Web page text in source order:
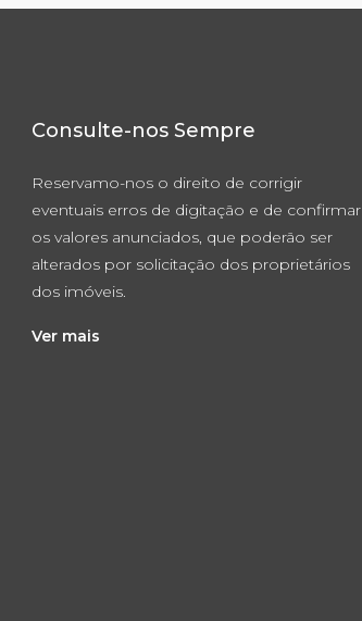
Consulte-nos Sempre
Reservamo-nos o direito de corrigir
eventuais erros de digitação e de confirmar
os valores anunciados, que poderão ser
alterados por solicitação dos proprietários
dos imóveis.
Ver mais